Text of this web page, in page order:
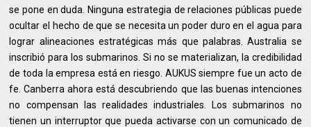
se pone en duda. Ninguna estrategia de relaciones públicas puede
ocultar el hecho de que se necesita un poder duro en el agua para
lograr alineaciones estratégicas más que palabras. Australia se
inscribió para los submarinos. Si no se materializan, la credibilidad
de toda la empresa está en riesgo. AUKUS siempre fue un acto de
fe. Canberra ahora está descubriendo que las buenas intenciones
no compensan las realidades industriales. Los submarinos no
tienen un interruptor que pueda activarse con un comunicado de